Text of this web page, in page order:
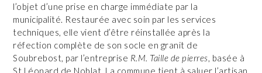
l’objet d’une prise en charge immédiate par la
municipalité. Restaurée avec soin par les services
techniques, elle vient d’être réinstallée après la
réfection complète de son socle en granit de
Soubrebost, par l’entreprise R.M. Taille de pierres, basée à
St Léonard de Noblat. La commune tient à saluer l’artisan